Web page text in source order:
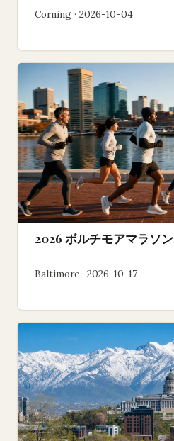
Corning · 2026-10-04
2026 ボルチモアマラソン
Baltimore · 2026-10-17